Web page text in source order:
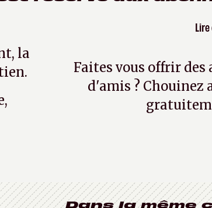
la
Faites vous offrir des
d'amis ? Chouinez
Dans la même